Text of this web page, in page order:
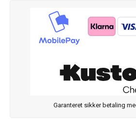
Garanteret sikker betaling